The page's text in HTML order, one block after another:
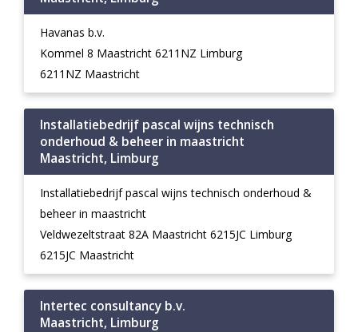
Havanas b.v.
Kommel 8 Maastricht 6211NZ Limburg
6211NZ Maastricht
Installatiebedrijf pascal wijns technisch
onderhoud & beheer in maastricht
Maastricht, Limburg
Installatiebedrijf pascal wijns technisch onderhoud &
beheer in maastricht
Veldwezeltstraat 82A Maastricht 6215JC Limburg
6215JC Maastricht
Intertec consultancy b.v.
Maastricht, Limburg